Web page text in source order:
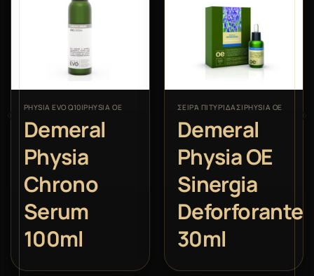
PHYSIA EVO Q10|PHYSIA OE
Demeral
Physia
Chrono
Serum
100ml
ΣΕΙΡΆ ΠΙΤΥΡΊΔΑΣ|PHYSIA OE
Demeral
Physia OE
Sinergia
Deforforante
30ml